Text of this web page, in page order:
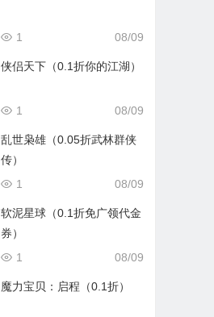
08/09
1
侠侣天下（0.1折你的江湖）
08/09
1
乱世枭雄（0.05折武林群侠
传）
08/09
1
软泥星球（0.1折免广领代金
券）
08/09
1
魔力宝贝：启程（0.1折）